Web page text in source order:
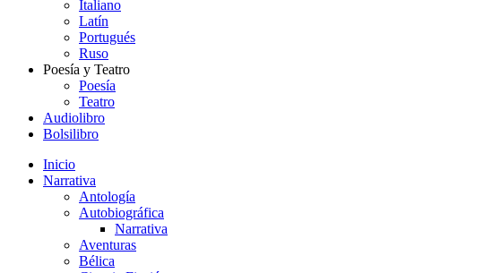
Italiano
Latín
Portugués
Ruso
Poesía y Teatro
Poesía
Teatro
Audiolibro
Bolsilibro
Inicio
Narrativa
Antología
Autobiográfica
Narrativa
Aventuras
Bélica